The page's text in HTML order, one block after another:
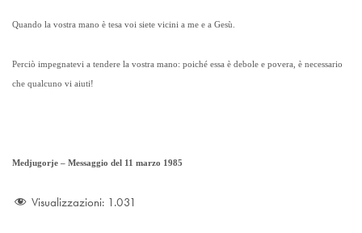
Quando la vostra mano è tesa voi siete vicini a me e a Gesù.
Perciò impegnatevi a tendere la vostra mano: poiché essa è debole e povera, è necessario
che qualcuno vi aiuti!
Medjugorje – Messaggio del 11 marzo 1985
Visualizzazioni: 1.031